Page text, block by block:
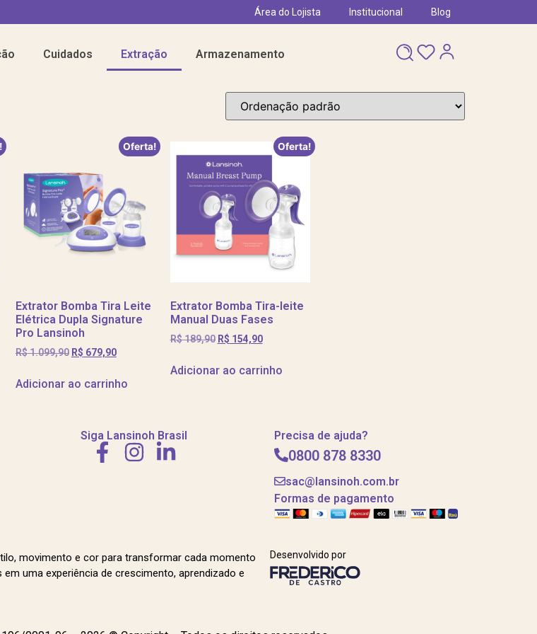
Área do Lojista Institucional Blog
Cuidados Extração Armazenamento
Oferta!
Extrator Bomba Tira Leite
Elétrica Dupla Signature
Pro Lansinoh
R$1.099,90 R$ 679,90
Adicionar ao carrinho
Oferta!
Extrator Bomba Tira-leite
Manual Duas Fases
R$189,90 R$ 154,90
Adicionar ao carrinho
Siga Lansinoh Brasil Precisa de ajuda?
0800 878 8330
sac@lansinoh.com.br
Formas de pagamento
movimento e cor para transformar cada momento
uma experiência de crescimento, aprendizado e
Desenvolvido por